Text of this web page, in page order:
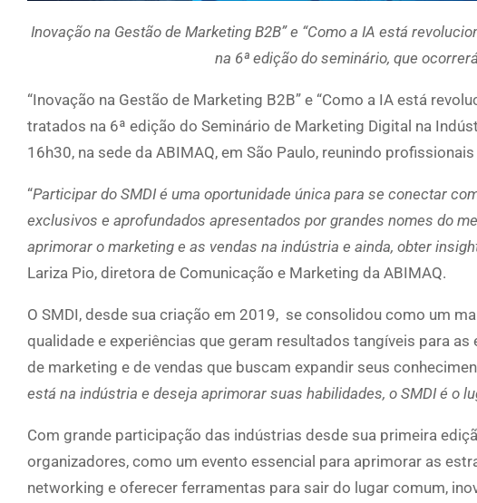
Inovação na Gestão de Marketing B2B” e “Como a IA está
na 6ª edição do seminário, que
“Inovação na Gestão de Marketing B2B” e “Como a IA está
tratados na 6ª edição do Seminário de Marketing Digital na
16h30, na sede da ABIMAQ, em São Paulo, reunindo
“Participar do SMDI é uma oportunidade única para se conectar
exclusivos e aprofundados apresentados por grandes nomes do
aprimorar o marketing e as vendas na indústria e ainda, obter
Lariza Pio, diretora de Comunicação e Marketing da ABIMAQ.
O SMDI, desde sua criação em 2019, se consolidou como um
qualidade e experiências que geram resultados tangíveis para
de marketing e de vendas que buscam expandir seus
está na indústria e deseja aprimorar suas habilidades, o SMDI é o
Com grande participação das indústrias desde sua primeira
organizadores, como um evento essencial para aprimorar as
networking e oferecer ferramentas para sair do lugar comum,